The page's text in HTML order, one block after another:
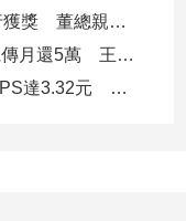
信託2.0計畫評鑑頒獎！12家銀行獲獎 董總親臨領獎
台糖1.8億債權追討成謎 吳乃仁傳月還5萬 王鴻薇轟：要還到379歲
台灣大蟬聯電信獲利王！前7月EPS達3.32元 中華電3.11、遠傳2.46元